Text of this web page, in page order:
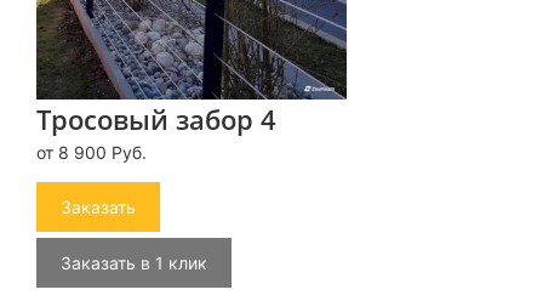
Тросовый забор 4
от 8 900 Руб.
Заказать
Заказать в 1 клик